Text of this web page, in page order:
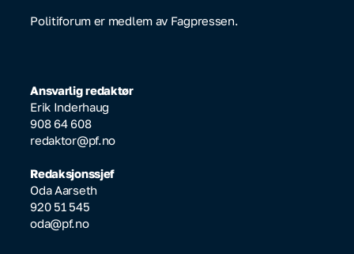
Politiforum er medlem av Fagpressen.
Ansvarlig redaktør
Erik Inderhaug
908 64 608
redaktor@pf.no
Redaksjonssjef
Oda Aarseth
920 51 545
oda@pf.no